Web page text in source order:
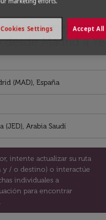
las mejores
desde Madrid a
intente actualizar su ruta
y / o destino) o interactúe
individuales a
para encontrar
intente actualizar su
Accept All
Cookies Settings